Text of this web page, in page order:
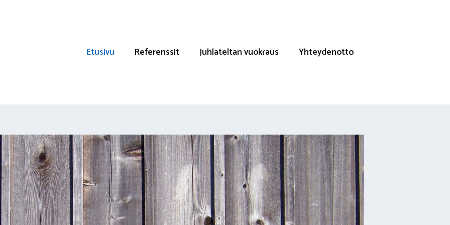
Etusivu Referenssit Juhlateltan vuokraus Yhteydenotto